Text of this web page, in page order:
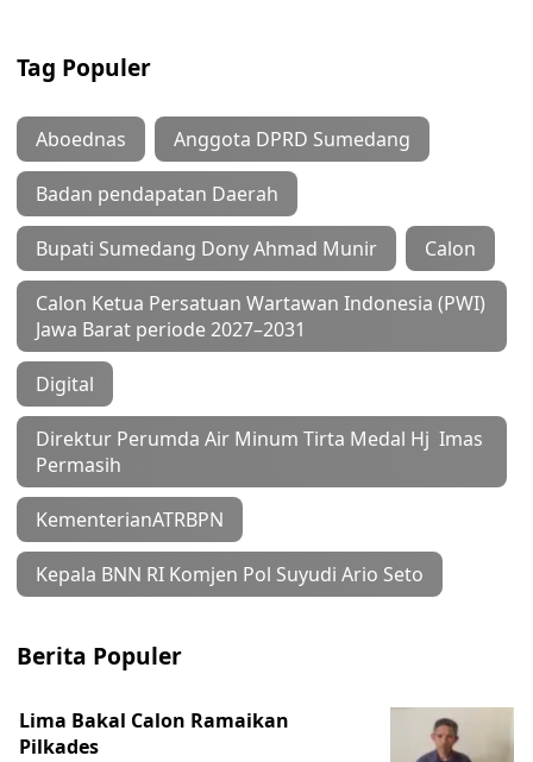
Tag Populer
Aboednas Anggota DPRD Sumedang
Badan pendapatan Daerah
Bupati Sumedang Dony Ahmad Munir Calon
Calon Ketua Persatuan Wartawan Indonesia (PWI)
Jawa Barat periode 2027–2031
Digital
Direktur Perumda Air Minum Tirta Medal Hj Imas
Permasih
KementerianATRBPN
Kepala BNN RI Komjen Pol Suyudi Ario Seto
Berita Populer
Lima Bakal Calon Ramaikan
Pilkades